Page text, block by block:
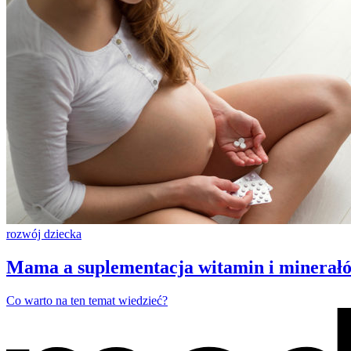
rozwój dziecka
Mama a suplementacja witamin i
Co warto na ten temat wiedzieć?